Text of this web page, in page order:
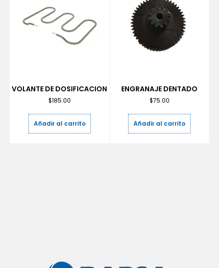
VOLANTE DE DOSIFICACION
$185.00
Añadir al carrito
ENGRANAJE DENTADO
$75.00
Añadir al carrito